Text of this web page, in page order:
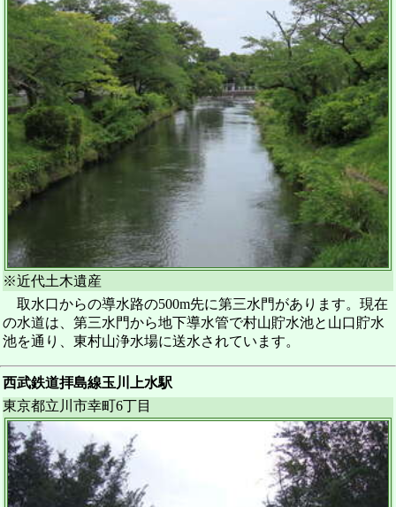
※近代土木遺産
取水口からの導水路の500m先に第三水門があります。現在
の水道は、第三水門から地下導水管で村山貯水池と山口貯水
池を通り、東村山浄水場に送水されています。
西武鉄道拝島線玉川上水駅
東京都立川市幸町6丁目